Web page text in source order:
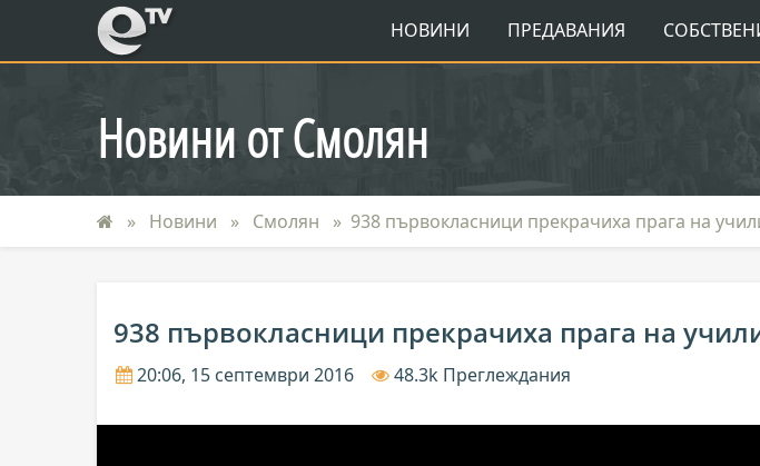
eTV НОВИНИ ПРЕДАВАНИЯ
Новини от Смолян
Новини Смолян 938 първокласници прекрачиха прага на
938 първокласници прекрачиха прага на
20:06, 15 септември 2016 48.3k Преглеждания